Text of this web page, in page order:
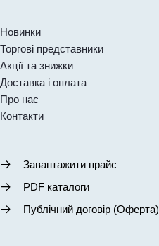
Новинки
Торгові представники
Акції та знижки
Доставка і оплата
Про нас
Контакти
Завантажити прайс
PDF каталоги
Публічний договір (Оферта)